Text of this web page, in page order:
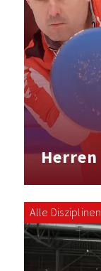
Herren
Alle Disziplinen